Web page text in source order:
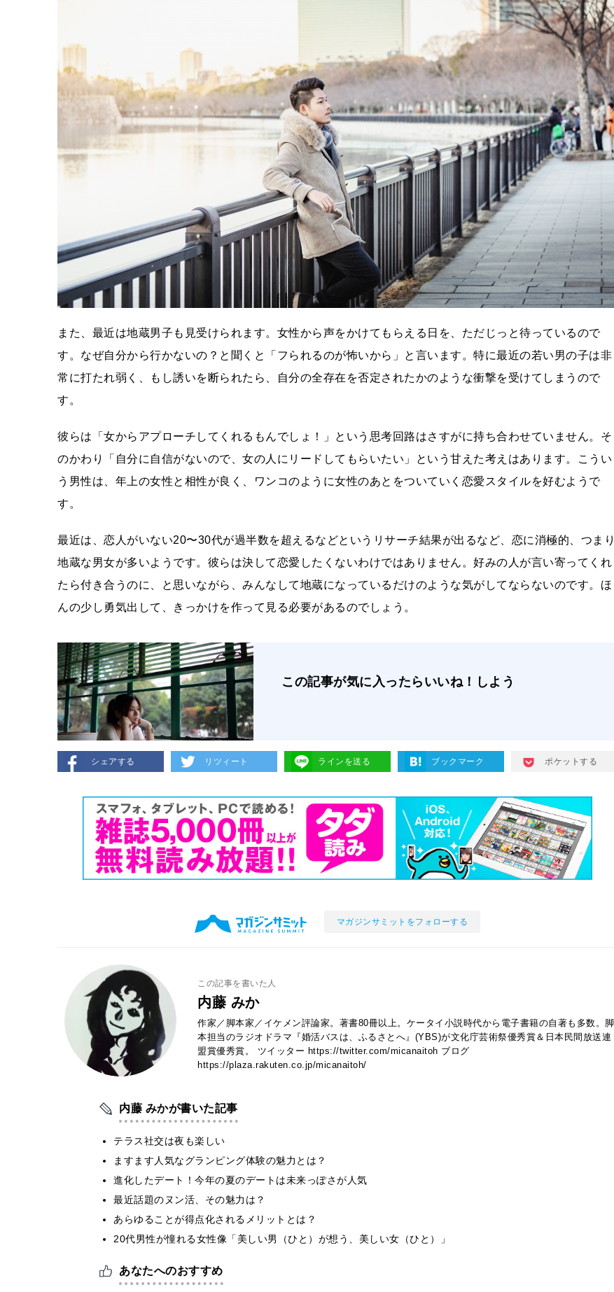
また、最近は地蔵男子も見受けられます。女性から声をかけてもらえる日を、ただじっと待っているので
す。なぜ自分から行かないの？と聞くと「フられるのが怖いから」と言います。特に最近の若い男の子は非
常に打たれ弱く、もし誘いを断られたら、自分の全存在を否定されたかのような衝撃を受けてしまうので
す。
彼らは「女からアプローチしてくれるもんでしょ！」という思考回路はさすがに持ち合わせていません。そ
のかわり「自分に自信がないので、女の人にリードしてもらいたい」という甘えた考えはあります。こうい
う男性は、年上の女性と相性が良く、ワンコのように女性のあとをついていく恋愛スタイルを好むようで
す。
最近は、恋人がいない20〜30代が過半数を超えるなどというリサーチ結果が出るなど、恋に消極的、つまり
地蔵な男女が多いようです。彼らは決して恋愛したくないわけではありません。好みの人が言い寄ってくれ
たら付き合うのに、と思いながら、みんなして地蔵になっているだけのような気がしてならないのです。ほ
んの少し勇気出して、きっかけを作って見る必要があるのでしょう。
この記事が気に入ったらいいね！しよう
シェアする リツィート ラインを送る ブックマーク ポケットする
マガジンサミットをフォローする
この記事を書いた人
内藤 みか
作家／脚本家／イケメン評論家。著書80冊以上。ケータイ小説時代から電子書籍の自著も多数。脚
本担当のラジオドラマ『婚活バスは、ふるさとへ』(YBS)が文化庁芸術祭優秀賞＆日本民間放送連
盟賞優秀賞。 ツイッター https://twitter.com/micanaitoh ブログ
https://plaza.rakuten.co.jp/micanaitoh/
内藤 みかが書いた記事
テラス社交は夜も楽しい
ますます人気なグランピング体験の魅力とは？
進化したデート！今年の夏のデートは未来っぽさが人気
最近話題のヌン活、その魅力は？
あらゆることが得点化されるメリットとは？
20代男性が憧れる女性像「美しい男（ひと）が想う、美しい女（ひと）」
あなたへのおすすめ